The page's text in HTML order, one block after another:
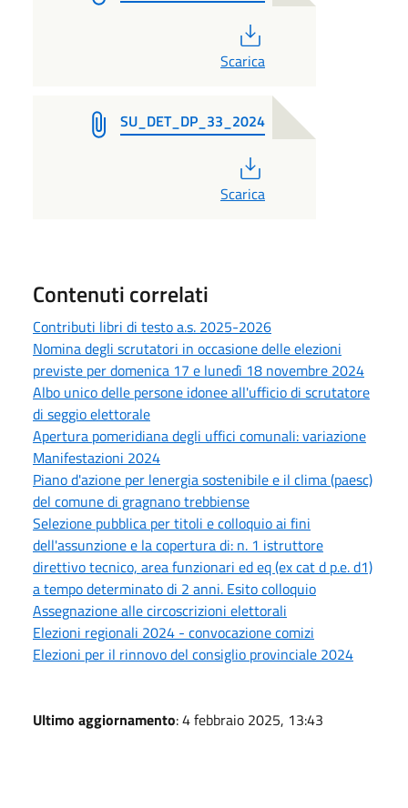
Scarica
SU_DET_DP_33_2024
Scarica
Contenuti correlati
Contributi libri di testo a.s. 2025-2026
Nomina degli scrutatori in occasione delle elezioni
previste per domenica 17 e lunedì 18 novembre 2024
Albo unico delle persone idonee all'ufficio di scrutatore
di seggio elettorale
Apertura pomeridiana degli uffici comunali: variazione
Manifestazioni 2024
Piano d'azione per lenergia sostenibile e il clima (paesc)
del comune di gragnano trebbiense
Selezione pubblica per titoli e colloquio ai fini
dell'assunzione e la copertura di: n. 1 istruttore
direttivo tecnico, area funzionari ed eq (ex cat d p.e. d1)
a tempo determinato di 2 anni. Esito colloquio
Assegnazione alle circoscrizioni elettorali
Elezioni regionali 2024 - convocazione comizi
Elezioni per il rinnovo del consiglio provinciale 2024
Ultimo aggiornamento: 4 febbraio 2025, 13:43